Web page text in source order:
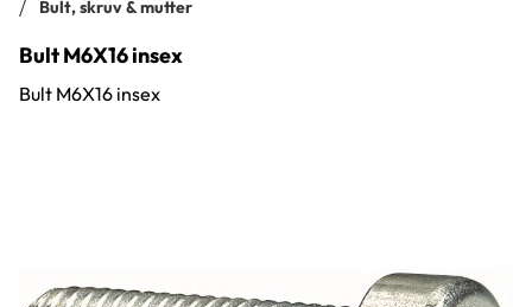
Bult, skruv & mutter
Bult M6X16 insex
Bult M6X16 insex